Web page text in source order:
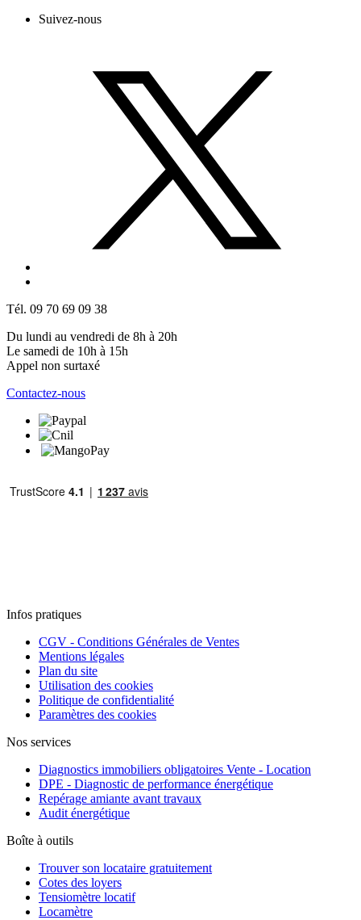
Suivez-nous
Tél. 09 70 69 09 38
Du lundi au vendredi de 8h à 20h
Le samedi de 10h à 15h
Appel non surtaxé
Contactez-nous
Infos pratiques
CGV - Conditions Générales de Ventes
Mentions légales
Plan du site
Utilisation des cookies
Politique de confidentialité
Paramètres des cookies
Nos services
Diagnostics immobiliers obligatoires Vente - Location
DPE - Diagnostic de performance énergétique
Repérage amiante avant travaux
Audit énergétique
Boîte à outils
Trouver son locataire gratuitement
Cotes des loyers
Tensiomètre locatif
Locamètre